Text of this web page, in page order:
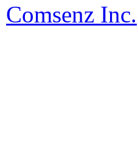
Comsenz Inc.